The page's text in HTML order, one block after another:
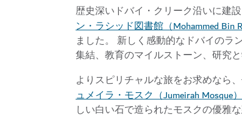
歴史深いドバイ・クリーク沿いに建
ン・ラシッド図書館（Mohammed Bin
ました。 新しく感動的なドバイのラ
集結、教育のマイルストーン、研究
よりスピリチャルな旅をお求めなら
ュメイラ・モスク（Jumeirah Mosque）
しい白い石で造られたモスクの優雅